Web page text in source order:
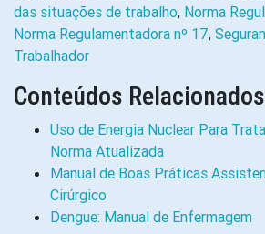
das situações de trabalho, Norma
Norma Regulamentadora nº 17,
Trabalhador
Conteúdos
Uso de Energia Nuclear Para
Norma Atualizada
Manual de Boas Práticas
Cirúrgico
Dengue: Manual de Enfermagem